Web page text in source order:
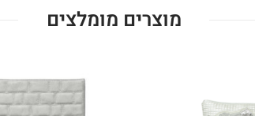
מוצרים מומלצים